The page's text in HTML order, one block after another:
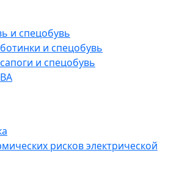
и спецобувь
и спецобувь
и спецобувь
рисков электрической